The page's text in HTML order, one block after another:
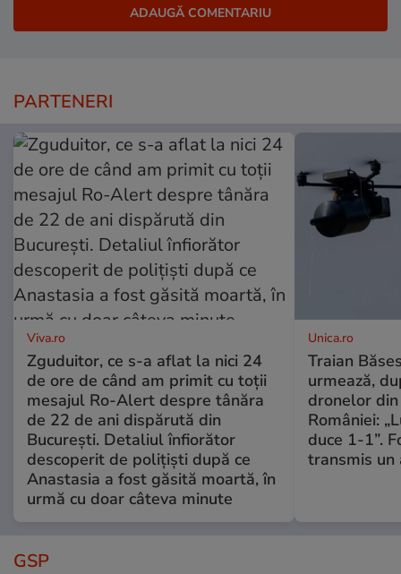
PARTENERI
Viva.ro
Zguduitor, ce s-a aflat la nici 24
de ore de când am primit cu toții
mesajul Ro-Alert despre tânăra
de 22 de ani dispărută din
București. Detaliul înfiorător
descoperit de polițiști după ce
Anastasia a fost găsită moartă, în
urmă cu doar câteva minute
Unica.ro
Traian
urmează,
dronelor
României:
duce 1-1”.
transmis un
GSP